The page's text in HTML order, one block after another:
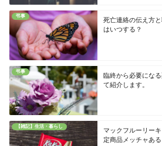
弔事
死亡連絡の伝え方
はいつする？
弔事
臨終から必要にな
て紹介します。
【雑記】生活・暮らし
マックフルーリー
定商品メッチャある